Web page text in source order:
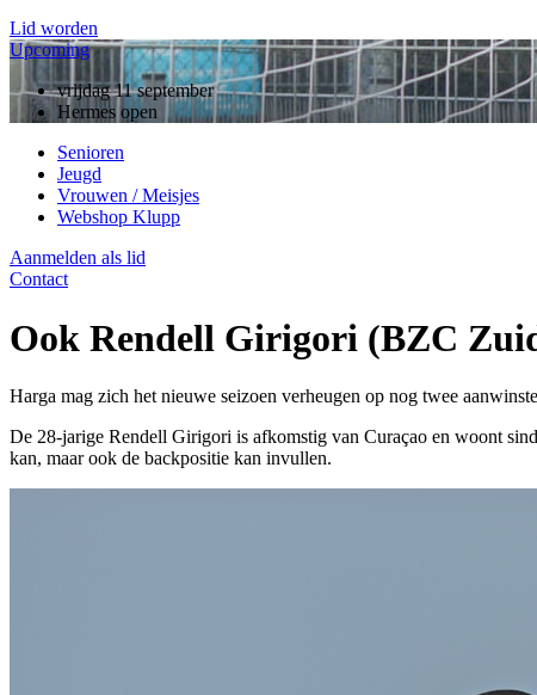
Lid worden
Upcoming
zondag 13 september
10 jarig jubileum, rugby
vrijdag 11 september
Hermes open
Senioren
Jeugd
Vrouwen / Meisjes
Webshop Klupp
Aanmelden als lid
Contact
Ook Rendell Girigori (BZC
Harga mag zich het nieuwe seizoen verheugen op nog twee
De 28-jarige Rendell Girigori is afkomstig van Curaçao en woont
kan, maar ook de backpositie kan invullen.